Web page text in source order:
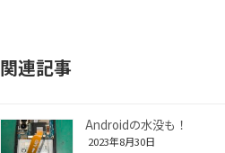
関連記事
Androidの水没も！
2023年8月30日